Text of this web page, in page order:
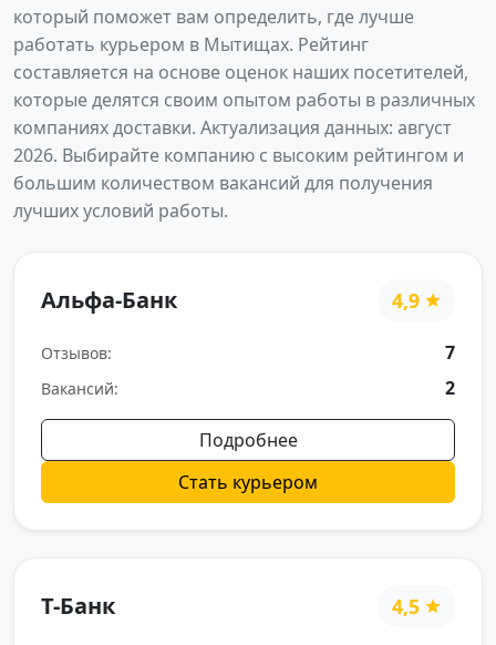
который поможет вам определить, где лучше
работать курьером в Мытищах. Рейтинг
составляется на основе оценок наших посетителей,
которые делятся своим опытом работы в различных
компаниях доставки. Актуализация данных: август
2026. Выбирайте компанию с высоким рейтингом и
большим количеством вакансий для получения
лучших условий работы.
Альфа-Банк 4,9
Отзывов: 7
Вакансий: 2
Подробнее
Стать курьером
Т-Банк 4,5